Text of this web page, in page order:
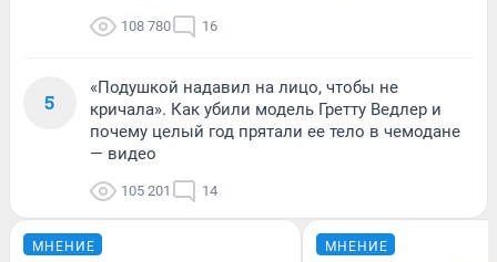
108 780 16
5
«Подушкой надавил на лицо, чтобы не
кричала». Как убили модель Гретту Ведлер и
почему целый год прятали ее тело в чемодане
— видео
105 201 14
МНЕНИЕ МНЕНИЕ